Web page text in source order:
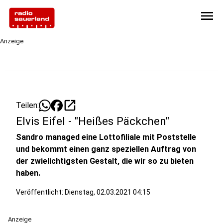
menu
Anzeige
Teilen: open_in_new
Elvis Eifel - "Heißes Päckchen"
Sandro managed eine Lottofiliale mit Poststelle
und bekommt einen ganz speziellen Auftrag von
der zwielichtigsten Gestalt, die wir so zu bieten
haben.
Veröffentlicht: Dienstag, 02.03.2021 04:15
Anzeige